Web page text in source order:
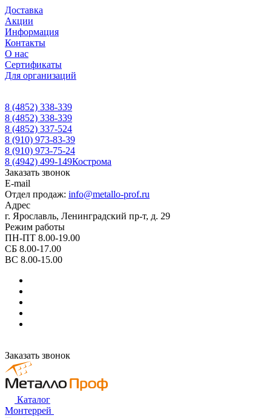
Доставка
Акции
Информация
Контакты
О нас
Сертификаты
Для организаций
8 (4852) 338-339
8 (4852) 338-339
8 (4852) 337-524
8 (910) 973-83-39
8 (910) 973-75-24
8 (4942) 499-149Кострома
Заказать звонок
E-mail
Отдел продаж: info@metallo-prof.ru
Адрес
г. Ярославль, Ленинградский пр-т, д. 29
Режим работы
ПН-ПТ 8.00-19.00
СБ 8.00-17.00
ВС 8.00-15.00
Заказать звонок
Каталог
Монтеррей